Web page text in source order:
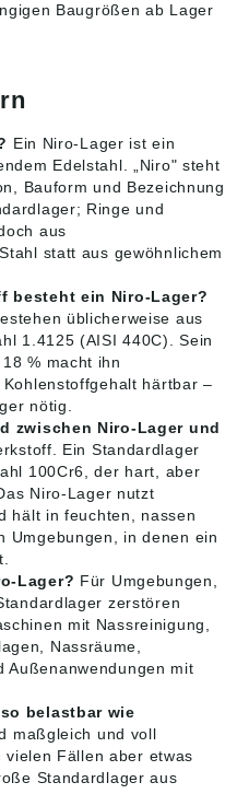
Baugrößen ab Lager
Ein Niro-Lager ist ein
Edelstahl. „Niro" steht
Bauform und Bezeichnung
Ringe und
aus
statt aus gewöhnlichem
besteht ein Niro-Lager?
üblicherweise aus
1.4125 (AISI 440C). Sein
% macht ihn
härtbar –
nötig.
zwischen Niro-Lager und
Ein Standardlager
100Cr6, der hart, aber
Niro-Lager nutzt
hält in feuchten, nassen
Umgebungen, in denen ein
Lager? Für Umgebungen,
zerstören
mit Nassreinigung,
Nassräume,
Außenanwendungen mit
belastbar wie
maßgleich und voll
Fällen aber etwas
Standardlager aus